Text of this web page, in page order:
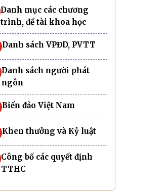
Danh mục các chương
trình, đề tài khoa học
Danh sách VPĐD, PVTT
Danh sách người phát
ngôn
Biển đảo Việt Nam
Khen thưởng và Kỷ luật
Công bố các quyết định
TTHC